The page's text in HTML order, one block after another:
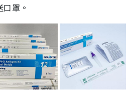
罩。